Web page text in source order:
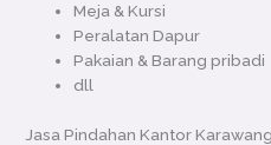
Meja & Kursi
Peralatan Dapur
Pakaian & Barang pribadi
dll
Jasa Pindahan Kantor